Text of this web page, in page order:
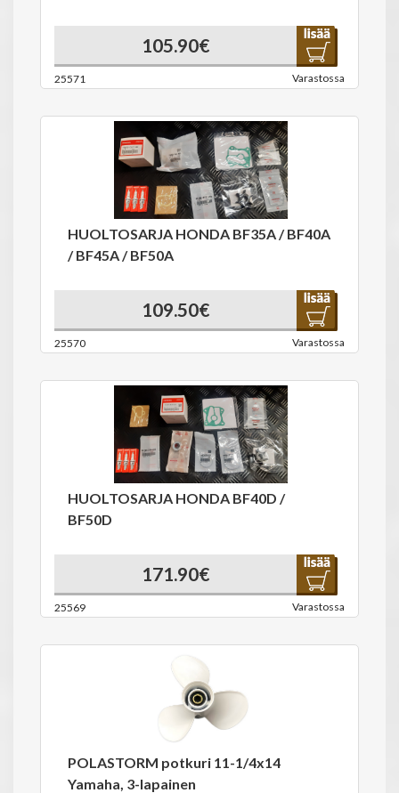
105.90€
25571 Varastossa
HUOLTOSARJA HONDA BF35A / BF40A
/ BF45A / BF50A
109.50€
25570 Varastossa
HUOLTOSARJA HONDA BF40D /
BF50D
171.90€
25569 Varastossa
POLASTORM potkuri 11-1/4x14
Yamaha, 3-lapainen